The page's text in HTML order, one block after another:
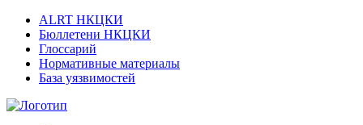
ALRT НКЦКИ
Бюллетени НКЦКИ
Глоссарий
Нормативные материалы
База уязвимостей